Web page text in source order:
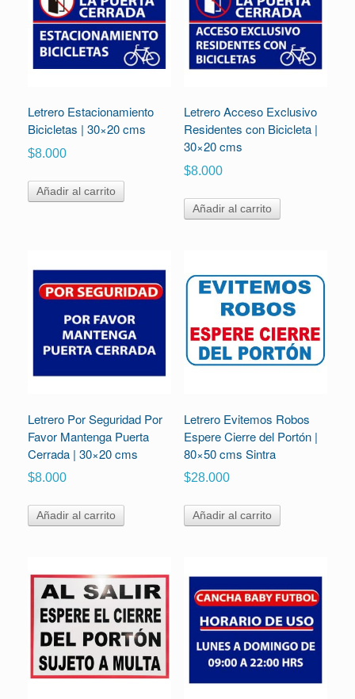
Letrero Estacionamiento
Bicicletas | 30×20 cms
$8.000
Añadir al carrito
Letrero Acceso Exclusivo
Residentes con Bicicleta |
30×20 cms
$8.000
Añadir al carrito
Letrero Por Seguridad Por
Favor Mantenga Puerta
Cerrada | 30×20 cms
$8.000
Añadir al carrito
Letrero Evitemos Robos
Espere Cierre del Portón |
80×50 cms Sintra
$28.000
Añadir al carrito